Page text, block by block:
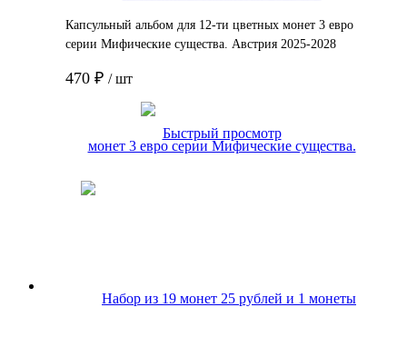
Быстрый просмотр
Капсульный альбом для 12-ти цветных монет 3 евро
серии Мифические существа. Австрия 2025-2028
470 ₽ / шт
Подробнее